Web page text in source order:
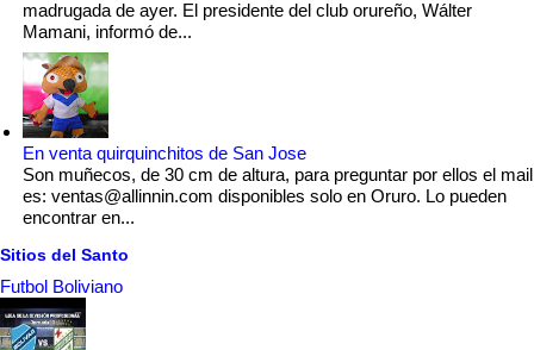
madrugada de ayer. El presidente del club orureño, Wálter
Mamani, informó de...
En venta quirquinchitos de San Jose
Son muñecos, de 30 cm de altura, para preguntar por ellos el mail
es: ventas@allinnin.com disponibles solo en Oruro. Lo pueden
encontrar en...
Sitios del Santo
Futbol Boliviano